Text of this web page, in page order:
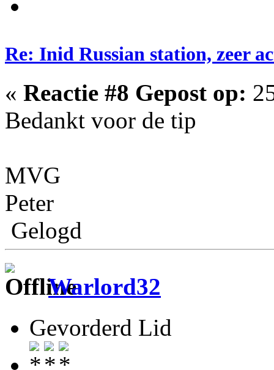
Re: Inid Russian station, zeer
« Reactie #8 Gepost op:
Bedankt voor de tip
MVG
Peter
Gelogd
Warlord32
Gevorderd Lid